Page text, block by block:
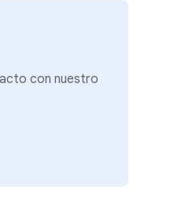
con nuestro